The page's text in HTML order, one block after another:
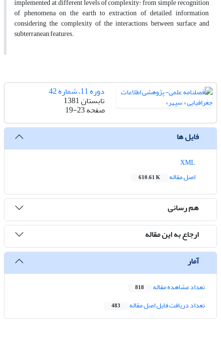
implemented at different levels of complexity: from simple recognition
of phenomena on the earth to extraction of detailed information,
considering the complexity of the interactions between surface and
subterranean features.
دوره 11، شماره 42
تابستان 1381
صفحه19-23
فایل ها
اصل مقاله
610.61 K
هم رسانی
ارجاع به این مقاله
آمار
تعداد مشاهده مقاله 818
تعداد دریافت فایل اصل مقاله 483